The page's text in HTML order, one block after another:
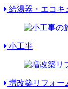
給湯器・エコキ
小工事
増改築リフォー